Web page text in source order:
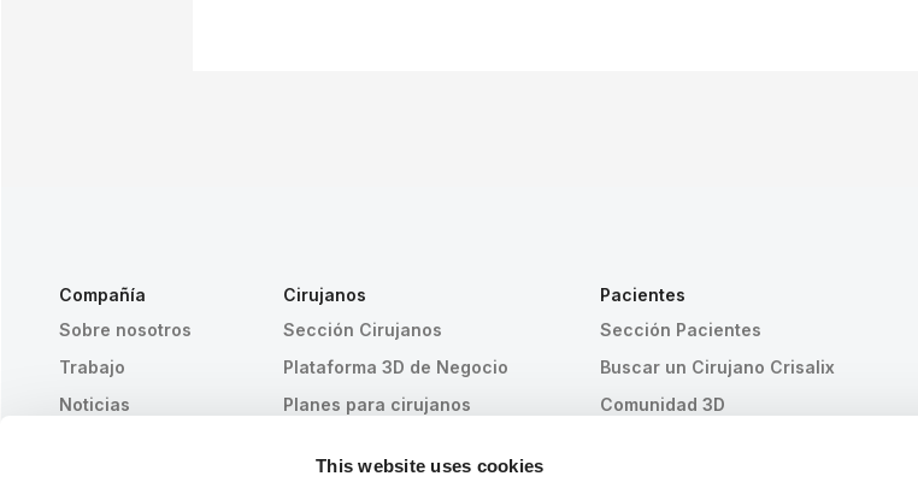
This website uses cookies
Compañía
Sobre nosotros
Trabajo
Noticias
Cirujanos
Sección Cirujanos
Plataforma 3D de Negocio
Planes para cirujanos
Pacientes
Sección Pacientes
Buscar un Cirujano Crisalix
Comunidad 3D